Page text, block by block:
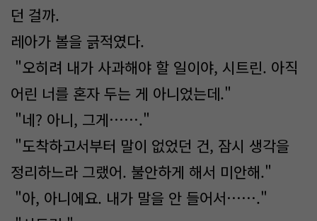
던 걸까.
레아가 볼을 긁적였다.
"​오히려 내가 사과해야 할 일이야, 시트린. 아직
어린 너를 혼자 두는 게 아니었는데."
"네? 아니, 그게……."
"도착하고서부터 말이 없었던 건, 잠시 생각을
정리하느라 그랬어. 불안하게 해서 미안해."
"아, 아니에요. 내가 말을 안 들어서……."